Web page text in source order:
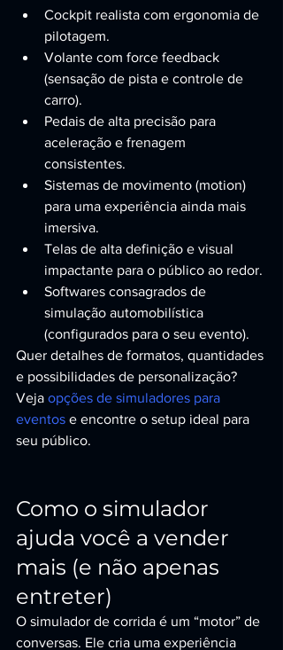
Cockpit realista com ergonomia de
pilotagem.
Volante com force feedback
(sensação de pista e controle de
carro).
Pedais de alta precisão para
aceleração e frenagem
consistentes.
Sistemas de movimento (motion)
para uma experiência ainda mais
imersiva.
Telas de alta definição e visual
impactante para o público ao redor.
Softwares consagrados de
simulação automobilística
(configurados para o seu evento).
Quer detalhes de formatos, quantidades
e possibilidades de personalização?
Veja opções de simuladores para
eventos e encontre o setup ideal para
seu público.
Como o simulador
ajuda você a vender
mais (e não apenas
entreter)
O simulador de corrida é um “motor” de
conversas. Ele cria uma experiência